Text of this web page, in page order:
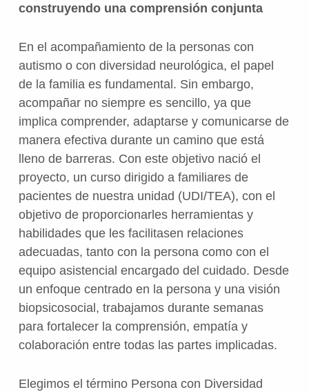
construyendo una comprensión conjunta
En el acompañamiento de la personas con
autismo o con diversidad neurológica, el papel
de la familia es fundamental. Sin embargo,
acompañar no siempre es sencillo, ya que
implica comprender, adaptarse y comunicarse de
manera efectiva durante un camino que está
lleno de barreras. Con este objetivo nació el
proyecto, un curso dirigido a familiares de
pacientes de nuestra unidad (UDI/TEA), con el
objetivo de proporcionarles herramientas y
habilidades que les facilitasen relaciones
adecuadas, tanto con la persona como con el
equipo asistencial encargado del cuidado. Desde
un enfoque centrado en la persona y una visión
biopsicosocial, trabajamos durante semanas
para fortalecer la comprensión, empatía y
colaboración entre todas las partes implicadas.
Elegimos el término Persona con Diversidad